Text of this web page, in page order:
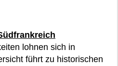
lohnen sich in
führt zu historischen